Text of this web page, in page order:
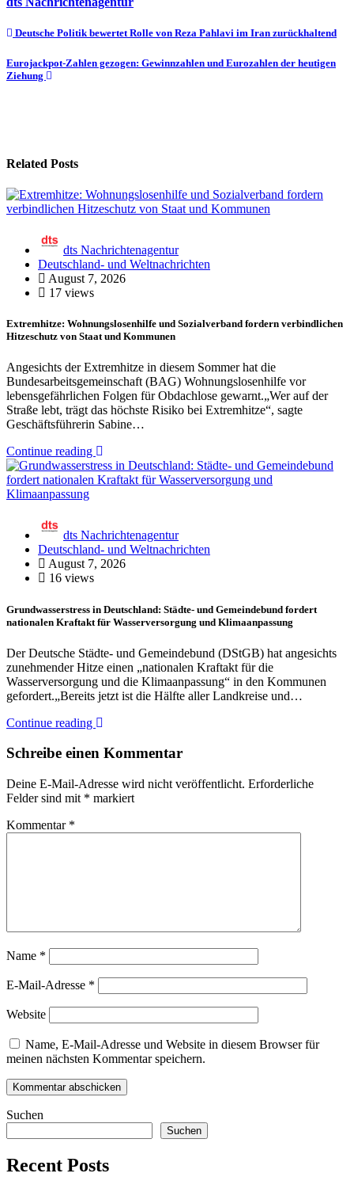
Beitragsnavigation
Deutsche Politik bewertet Rolle von Reza Pahlavi im Iran zurückhaltend
Eurojackpot-Zahlen gezogen: Gewinnzahlen und Eurozahlen der heutigen
Ziehung
Related Posts
dts Nachrichtenagentur
Deutschland- und Weltnachrichten
August 7, 2026
17 views
Extremhitze: Wohnungslosenhilfe und Sozialverband fordern verbindlichen
Hitzeschutz von Staat und Kommunen
Angesichts der Extremhitze in diesem Sommer hat die
Bundesarbeitsgemeinschaft (BAG) Wohnungslosenhilfe vor
lebensgefährlichen Folgen für Obdachlose gewarnt.„Wer auf der
Straße lebt, trägt das höchste Risiko bei Extremhitze“, sagte
Geschäftsführerin Sabine…
Continue reading
dts Nachrichtenagentur
Deutschland- und Weltnachrichten
August 7, 2026
16 views
Grundwasserstress in Deutschland: Städte- und Gemeindebund fordert
nationalen Kraftakt für Wasserversorgung und Klimaanpassung
Der Deutsche Städte- und Gemeindebund (DStGB) hat angesichts
zunehmender Hitze einen „nationalen Kraftakt für die
Wasserversorgung und die Klimaanpassung“ in den Kommunen
gefordert.„Bereits jetzt ist die Hälfte aller Landkreise und…
Continue reading
Schreibe einen Kommentar
Deine E-Mail-Adresse wird nicht veröffentlicht. Erforderliche
Felder sind mit * markiert
Kommentar *
Name *
E-Mail-Adresse *
Website
Name, E-Mail-Adresse und Website in diesem Browser für
meinen nächsten Kommentar speichern.
Suchen
Suchen
Recent Posts